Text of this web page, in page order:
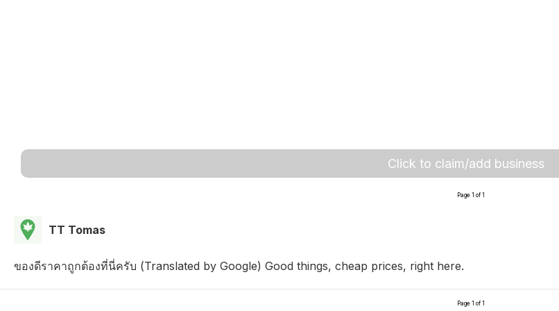
Click to claim/add business
Page 1 of 1
TT Tomas
ของดีราคาถูกต้องที่นี่ครับ (Translated by Google) Good things, cheap prices, right here.
Page 1 of 1